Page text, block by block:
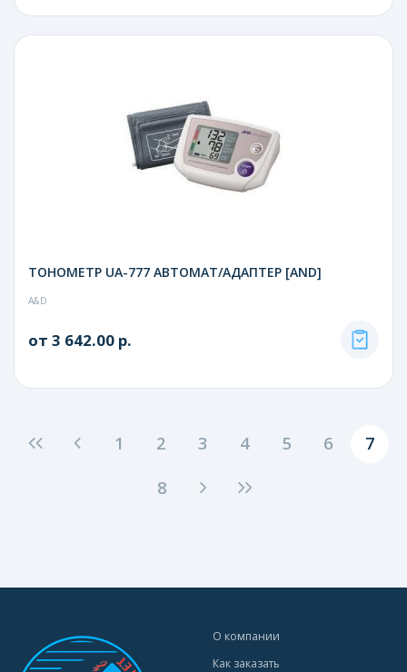
ТОНОМЕТР UA-777 АВТОМАТ/АДАПТЕР [AND]
A&D
от 3 642.00 р.
1 2 3 4 5 6
7
8
О компании
Как заказать